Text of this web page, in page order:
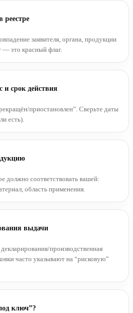
реестре
заявителя, органа, продукции
— это красный флаг.
и срок действия
приостановлен”. Сверьте даты
есть).
должно соответствовать вашей:
область применения.
выдачи
производственная
часто указывают на “рисковую”
ключ”?